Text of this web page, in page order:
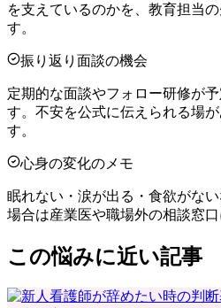
を支えているのかを、教育担当
す。
振り返り面談の機会
定期的な面談やフォロー研修が
す。不安を公式に伝えられる場
す。
心身の変化のメモ
眠れない・涙が出る・食欲がな
場合は産業医や職場外の相談窓口
この悩みに近い記事